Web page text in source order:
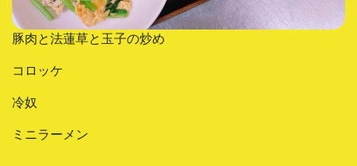
豚肉と法蓮草と玉子の炒め
コロッケ
冷奴
ミニラーメン